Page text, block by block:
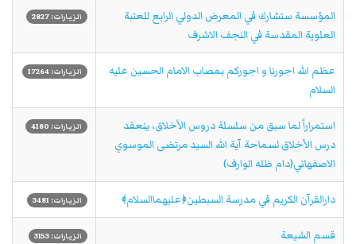
المؤسسة ستشارك في المعرض الدولي الرابع للعتبة
العلوية المقدسة في النجف الاشرف
الزيارات: 2827
عظم الله اجورنا و اجوركم بمصاب الامام الحسين عليه
السلام
الزيارات: 17264
استمراراً لما سبق من سلسلة دروس الأخلاق، ينعقد
درس الأخلاق لسماحة آية الله السيد مرتضی الموسوي
الاصفهاني(دام ظله الوارف)
الزيارات: 4180
دارالقرآن الکريم في مدرسة السبطين﴿عليهماالسلام﴾ الزيارات: 3481
قسم الشيعة الزيارات: 3153